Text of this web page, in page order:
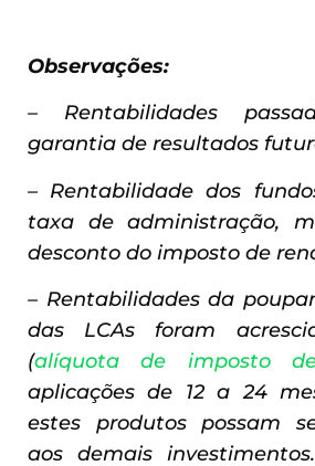
Observações:
– Rentabilidades
garantia de resultados
– Rentabilidade dos
taxa de administração,
desconto do imposto de
– Rentabilidades da
das LCAs foram
(alíquota de imposto
aplicações de 12 a 24
estes produtos possam
aos demais